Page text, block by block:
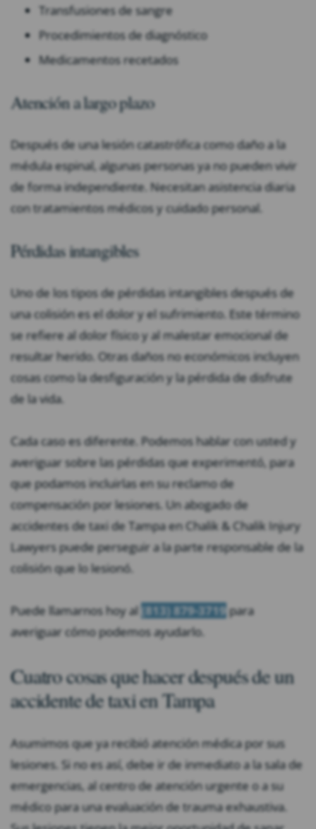
Transfusiones de sangre
Procedimientos de diagnóstico
Medicamentos recetados
Atención a largo plazo
Después de una lesión catastrófica como daño a la
médula espinal, algunas personas ya no pueden vivir
de forma independiente. Necesitan asistencia diaria
con tratamientos médicos y cuidado personal.
Pérdidas intangibles
Uno de los tipos de pérdidas intangibles después de
una colisión es el dolor y el sufrimiento. Este término
se refiere al dolor físico y al malestar emocional de
resultar herido. Otras daños no económicos incluyen
cosas como la desfiguración y la pérdida de disfrute
de la vida.
Cada caso es diferente. Podemos hablar con usted y
averiguar sobre las pérdidas que experimentó, para
que podamos incluirlas en su reclamo de
compensación por lesiones. Un abogado de
accidentes de taxi de Tampa en Chalik & Chalik Injury
Lawyers puede perseguir a la parte responsable de la
colisión que lo lesionó.
Puede llamarnos hoy al (813) 879-3719para
averiguar cómo podemos ayudarlo.
Cuatro cosas que hacer después de un
accidente de taxi en Tampa
Asumimos que ya recibió atención médica por sus
lesiones. Si no es así, debe ir de inmediato a la sala de
emergencias, al centro de atención urgente o a su
médico para una evaluación de trauma exhaustiva.